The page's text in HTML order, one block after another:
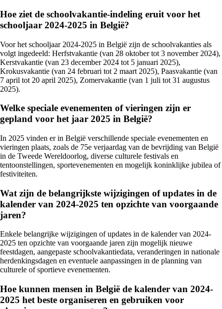
Hoe ziet de schoolvakantie-indeling eruit voor het
schooljaar 2024-2025 in België?
Voor het schooljaar 2024-2025 in België zijn de schoolvakanties als
volgt ingedeeld: Herfstvakantie (van 28 oktober tot 3 november 2024),
Kerstvakantie (van 23 december 2024 tot 5 januari 2025),
Krokusvakantie (van 24 februari tot 2 maart 2025), Paasvakantie (van
7 april tot 20 april 2025), Zomervakantie (van 1 juli tot 31 augustus
2025).
Welke speciale evenementen of vieringen zijn er
gepland voor het jaar 2025 in België?
In 2025 vinden er in België verschillende speciale evenementen en
vieringen plaats, zoals de 75e verjaardag van de bevrijding van België
in de Tweede Wereldoorlog, diverse culturele festivals en
tentoonstellingen, sportevenementen en mogelijk koninklijke jubilea of
festiviteiten.
Wat zijn de belangrijkste wijzigingen of updates in de
kalender van 2024-2025 ten opzichte van voorgaande
jaren?
Enkele belangrijke wijzigingen of updates in de kalender van 2024-
2025 ten opzichte van voorgaande jaren zijn mogelijk nieuwe
feestdagen, aangepaste schoolvakantiedata, veranderingen in nationale
herdenkingsdagen en eventuele aanpassingen in de planning van
culturele of sportieve evenementen.
Hoe kunnen mensen in België de kalender van 2024-
2025 het beste organiseren en gebruiken voor